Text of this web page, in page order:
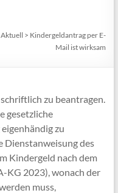
Aktuell > Kindergeldantrag per E-
Mail ist wirksam
zu beantragen.
gesetzliche
zu
Dienstanweisung des
Kindergeld nach dem
KG 2023), wonach der
muss,